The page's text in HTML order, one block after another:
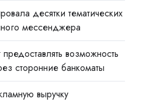
десятки тематических
мессенджера
возможность
сторонние банкоматы
выручку